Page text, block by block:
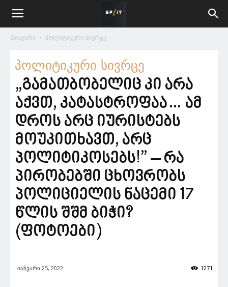
მთავარი პოლიტიკური სივრცე
პოლიტიკური სივრცე
„გამათბობელიც კი არა
აქვთ, კატასტროფაა… ამ
დროს არც იურისტებს
მოუკითხავთ, არც
პოლიტიკოსებს!” – რა
პირობებში ცხოვრობს
პოლიციელის ნაცემი 17
წლის შშმ ბიჭი?
(ფოტოები)
იანვარი 25, 2022 1271